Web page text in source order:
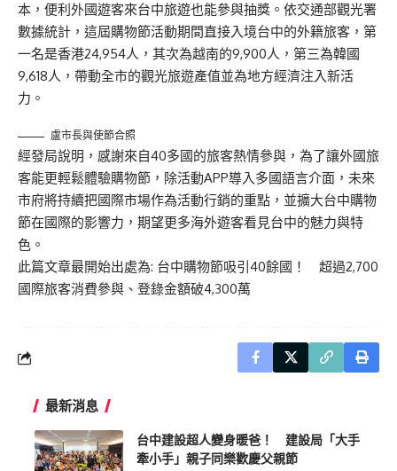
本，便利外國遊客來台中旅遊也能參與抽獎。依交通部觀光署
數據統計，這屆購物節活動期間直接入境台中的外籍旅客，第
一名是香港24,954人，其次為越南的9,900人，第三為韓國
9,618人，帶動全市的觀光旅遊產值並為地方經濟注入新活
力。
盧市長與使節合照
經發局說明，感謝來自40多國的旅客熱情參與，為了讓外國旅
客能更輕鬆體驗購物節，除活動APP導入多國語言介面，未來
市府將持續把國際市場作為活動行銷的重點，並擴大台中購物
節在國際的影響力，期望更多海外遊客看見台中的魅力與特
色。
此篇文章最開始出處為: 台中購物節吸引40餘國！ 超過2,700
國際旅客消費參與、登錄金額破4,300萬
最新消息
台中建設超人變身暖爸！ 建設局「大手
牽小手」親子同樂歡慶父親節